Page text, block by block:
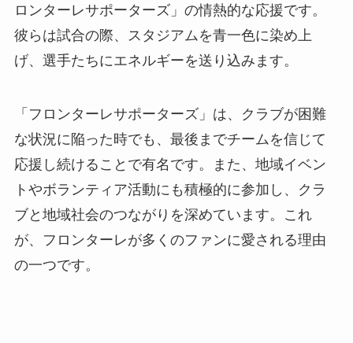
ロンターレサポーターズ」の情熱的な応援です。
彼らは試合の際、スタジアムを青一色に染め上
げ、選手たちにエネルギーを送り込みます。
「フロンターレサポーターズ」は、クラブが困難
な状況に陥った時でも、最後までチームを信じて
応援し続けることで有名です。また、地域イベン
トやボランティア活動にも積極的に参加し、クラ
ブと地域社会のつながりを深めています。これ
が、フロンターレが多くのファンに愛される理由
の一つです。